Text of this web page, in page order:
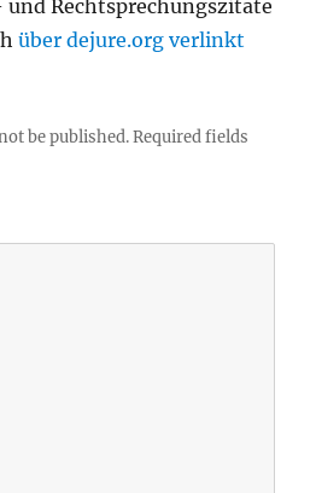
und Rechtsprechungszitate
über dejure.org verlinkt
be published. Required fields